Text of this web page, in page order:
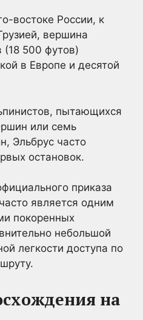
востоке России, к
вершина
500 футов)
в Европе и десятой
пытающихся
или семь
Эльбрус часто
остановок.
приказа
является одним
покоренных
небольшой
легкости доступа по
на